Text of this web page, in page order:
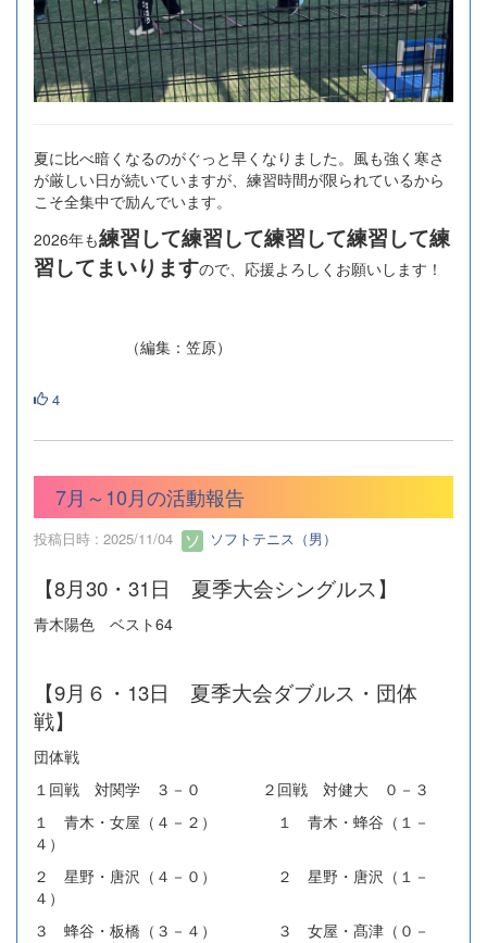
夏に比べ暗くなるのがぐっと早くなりました。風も強く寒さ
が厳しい日が続いていますが、練習時間が限られているから
こそ全集中で励んでいます。
2026年も練習して練習して練習して練習して練
習してまいりますので、応援よろしくお願いします！
（編集：笠原）
4
7月～10月の活動報告
投稿日時 : 2025/11/04 ソフトテニス（男）
【8月30・31日 夏季大会シングルス】
青木陽色 ベスト64
【9月６・13日 夏季大会ダブルス・団体
戦】
団体戦
１回戦 対関学 ３－０ ２回戦 対健大 ０－３
１ 青木・女屋（４－２） １ 青木・蜂谷（１－
４）
２ 星野・唐沢（４－０） ２ 星野・唐沢（１－
４）
３ 蜂谷・板橋（３－４） ３ 女屋・髙津（０－